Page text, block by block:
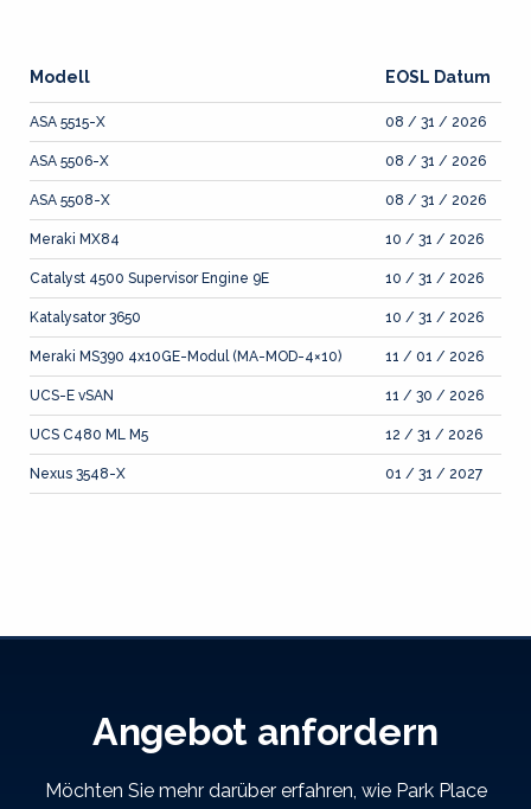
Modell EOSL Datum
ASA 5515-X 08 / 31 / 2026
ASA 5506-X 08 / 31 / 2026
ASA 5508-X 08 / 31 / 2026
Meraki MX84 10 / 31 / 2026
Catalyst 4500 Supervisor Engine 9E 10 / 31 / 2026
Katalysator 3650 10 / 31 / 2026
Meraki MS390 4x10GE-Modul (MA-MOD-4×10) 11 / 01 / 2026
UCS-E vSAN 11 / 30 / 2026
UCS C480 ML M5 12 / 31 / 2026
Nexus 3548-X 01 / 31 / 2027
Angebot anfordern
Möchten Sie mehr darüber erfahren, wie Park Place